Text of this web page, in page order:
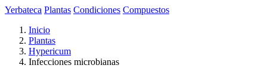
Yerbateca Plantas Condiciones Compuestos
Inicio
Plantas
Hypericum
Infecciones microbianas